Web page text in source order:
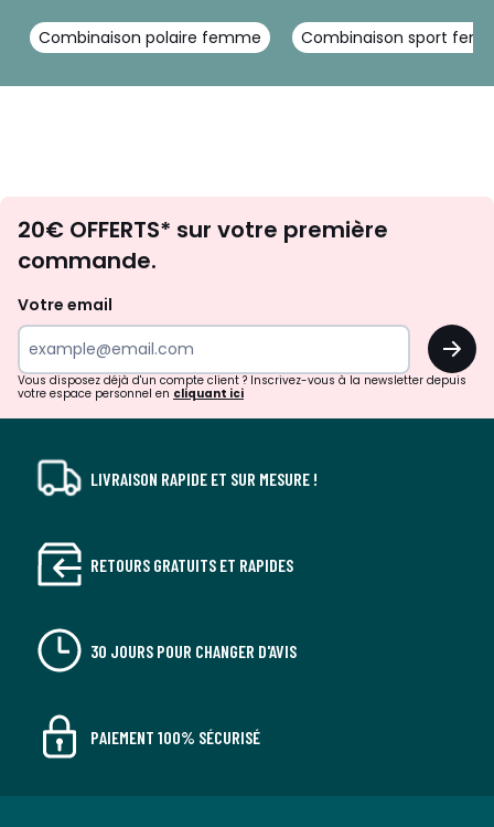
Combinaison polaire femme Combinaison sport
d'inspirations
surprises?
20€ OFFERTS* sur votre première
commande.
Votre email
OK
Vous disposez déjà d'un compte client ? Inscrivez-vous à la newsletter depuis
votre espace personnel en cliquant ici
LIVRAISON RAPIDE ET SUR MESURE !
RETOURS GRATUITS ET RAPIDES
30 JOURS POUR CHANGER D'AVIS
PAIEMENT 100% SÉCURISÉ